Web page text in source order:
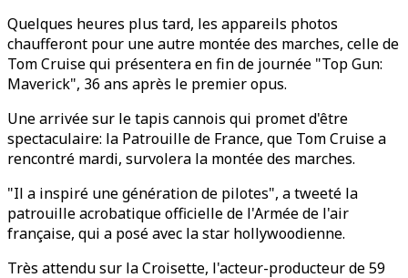
Quelques heures plus tard, les appareils photos
chaufferont pour une autre montée des marches, celle de
Tom Cruise qui présentera en fin de journée "Top Gun:
Maverick", 36 ans après le premier opus.
Une arrivée sur le tapis cannois qui promet d'être
spectaculaire: la Patrouille de France, que Tom Cruise a
rencontré mardi, survolera la montée des marches.
"Il a inspiré une génération de pilotes", a tweeté la
patrouille acrobatique officielle de l'Armée de l'air
française, qui a posé avec la star hollywoodienne.
Très attendu sur la Croisette, l'acteur-producteur de 59